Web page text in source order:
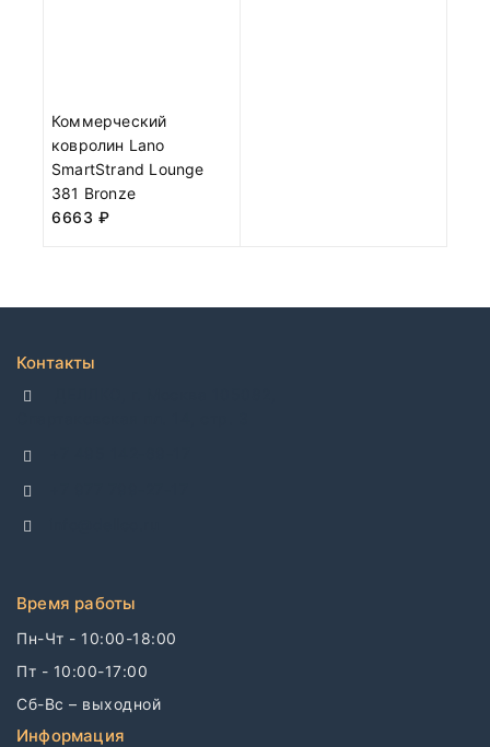
Коммерческий
ковролин Lano
SmartStrand Lounge
381 Bronze
6663 ₽
Контакты
Время работы
Пн-Чт - 10:00-18:00
Пт - 10:00-17:00
Сб-Вс – выходной
Информация